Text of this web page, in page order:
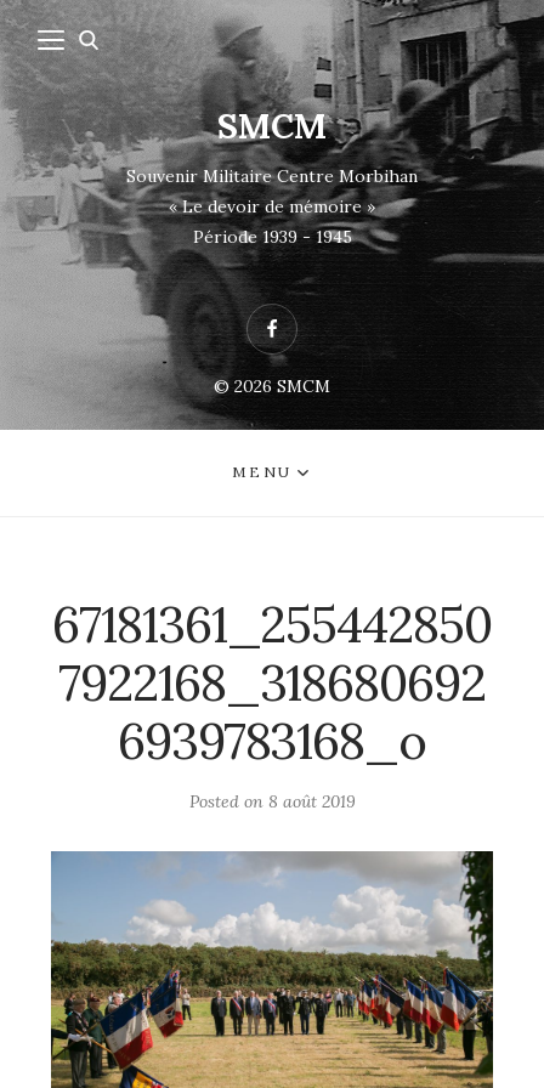
SMCM
Souvenir Militaire Centre Morbihan
« Le devoir de mémoire »
Période 1939 - 1945
Facebook
© 2026 SMCM
MENU
67181361_255442850
7922168_318680692
6939783168_o
Posted on 8 août 2019